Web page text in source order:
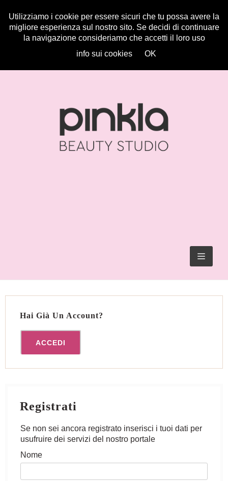
Hai Già Un Account?
ACCEDI
Registrati
Se non sei ancora registrato inserisci i tuoi dati per
usufruire dei servizi del nostro portale
Nome
Utilizziamo i cookie per essere sicuri che tu possa avere la
migliore esperienza sul nostro sito. Se decidi di continuare
la navigazione consideriamo che accetti il loro uso
info sui cookies
OK